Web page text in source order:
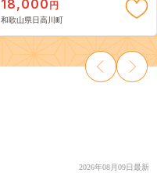
柿 カキ かき ジューシー フル
ーツ---
18,000 円
和歌山県日高川町
2026年08月09日最新